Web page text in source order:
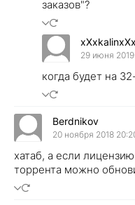
заказов"?
xXxkalinxXx
29 июня
когда будет на
Berdnikov
20 ноября 2018
хатаб, а если
торрента можно